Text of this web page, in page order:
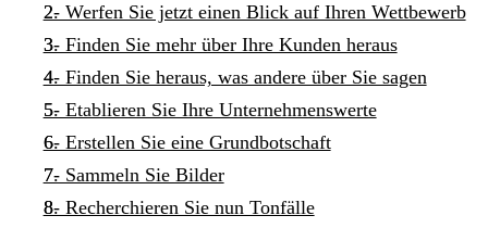
2- Werfen Sie jetzt einen Blick auf Ihren Wettbewerb
3- Finden Sie mehr über Ihre Kunden heraus
4- Finden Sie heraus, was andere über Sie sagen
5- Etablieren Sie Ihre Unternehmenswerte
6- Erstellen Sie eine Grundbotschaft
7- Sammeln Sie Bilder
8- Recherchieren Sie nun Tonfälle